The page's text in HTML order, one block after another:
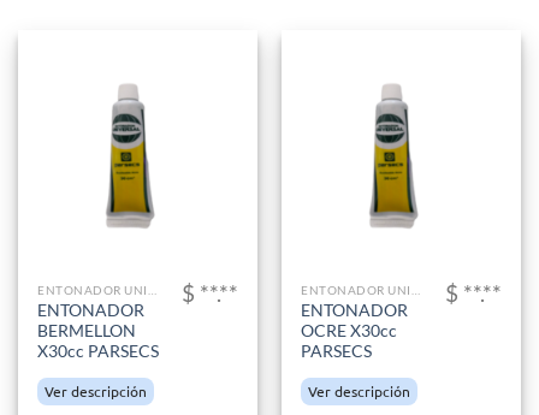
ENTONADOR
BERMELLON
X30cc PARSECS
Ver descripción
$ **.**
ENTONADOR
OCRE X30cc
PARSECS
Ver descripción
$ **.**